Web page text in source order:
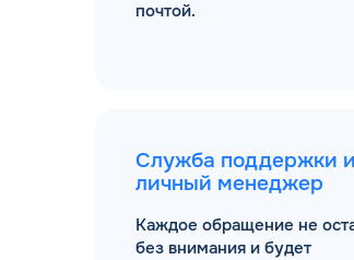
почтой.
Служба поддержки и
личный менеджер
Каждое обращение не
без внимания и будет